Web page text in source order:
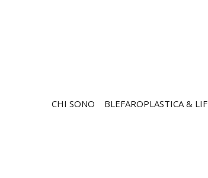
CHI SONO BLEFAROPLASTICA &